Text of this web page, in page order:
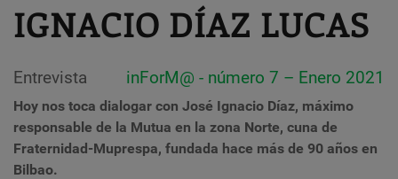
IGNACIO DÍAZ LUCAS
Entrevista inForM@ - número 7 – Enero 2021
Hoy nos toca dialogar con José Ignacio Díaz, máximo
responsable de la Mutua en la zona Norte, cuna de
Fraternidad-Muprespa, fundada hace más de 90 años en
Bilbao.